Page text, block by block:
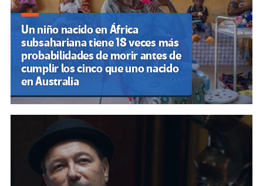
Un niño nacido en África
subsahariana tiene 18 veces más
probabilidades de morir antes de
cumplir los cinco que uno nacido
en Australia